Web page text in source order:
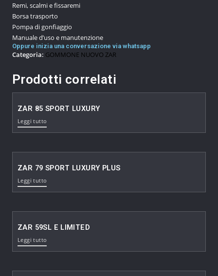
Remi, scalmi e fissaremi
Borsa trasporto
Pompa di gonfiaggio
Manuale d’uso e manutenzione
Oppure inizia una conversazione via whatsapp
Categoria: GOMMONE NUOVO ZAR
Prodotti correlati
ZAR 85 SPORT LUXURY
Leggi tutto
ZAR 79 SPORT LUXURY PLUS
Leggi tutto
ZAR 59SL E LIMITED
Leggi tutto